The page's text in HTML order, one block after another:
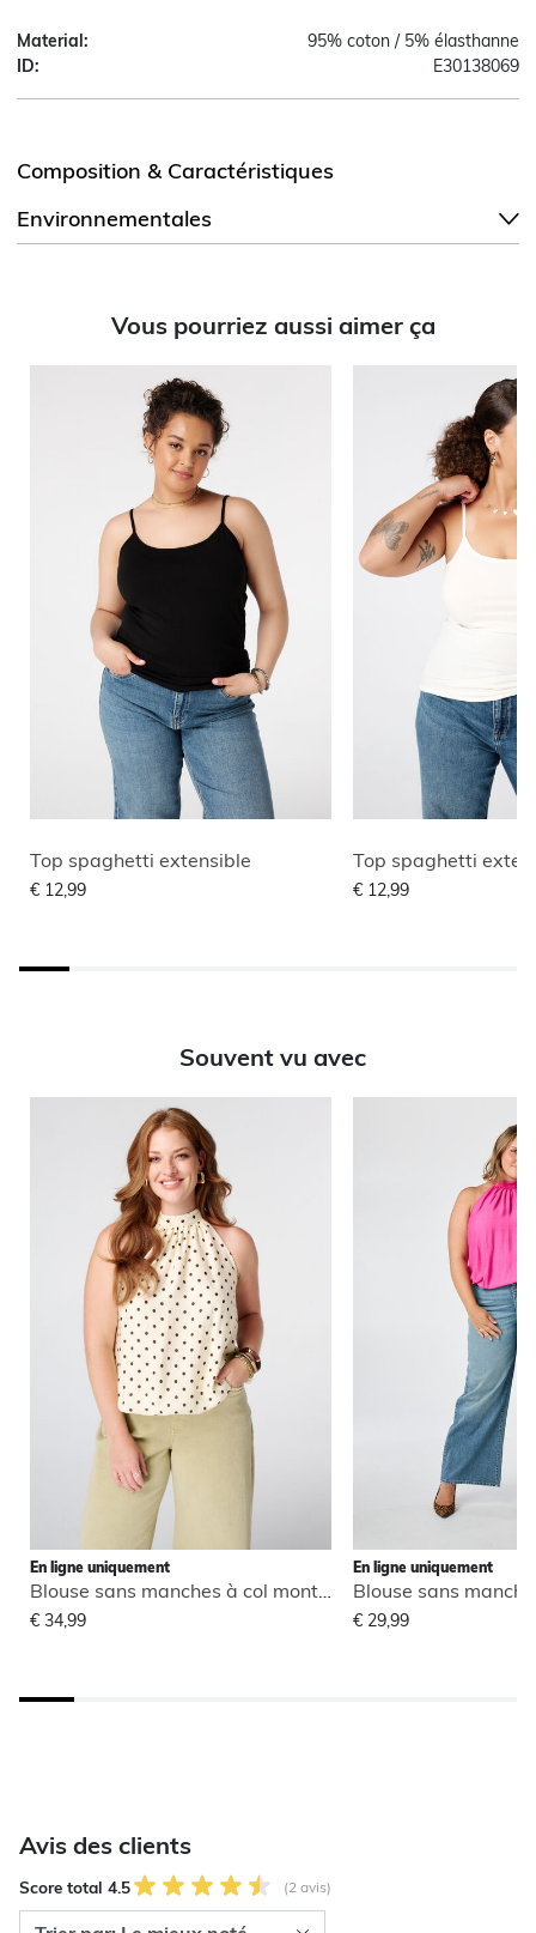
Material:
95% coton / 5% élasthanne
ID:
E30138069
Composition & Caractéristiques
Environnementales
Vous pourriez aussi aimer ça
Top spaghetti extensible
€ 12,99
Top spaghetti
€ 12,99
Souvent vu avec
En ligne uniquement
Blouse sans manches à col montant
€ 34,99
En ligne uniquement
€ 29,99
Avis des clients
Score total 4.5 (2 avis)